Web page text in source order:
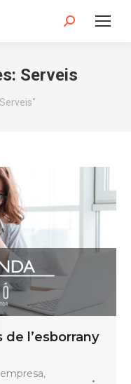
Search:
Serveis
de l’esborrany
,